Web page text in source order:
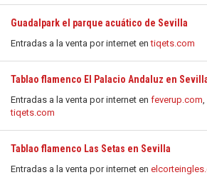
Guadalpark el parque acuático de Sevilla
Entradas a la venta por internet entiqets.com
Tablao flamenco El Palacio Andaluz en
Entradas a la venta por internet en feverup.com,
tiqets.com
Tablao flamenco Las Setas en Sevilla
Entradas a la venta por internet en